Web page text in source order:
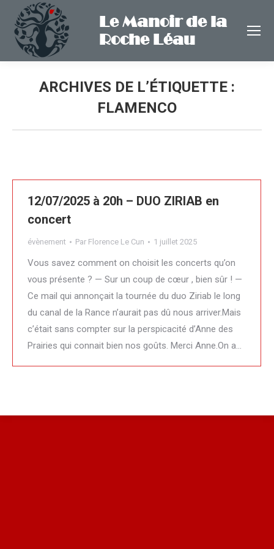
Le Manoir de la
Roche Léau
ARCHIVES DE L’ÉTIQUETTE :
FLAMENCO
12/07/2025 à 20h – DUO ZIRIAB en
concert
évènement Par Florence Le Cun 1 juillet 2025
Vous savez comment on choisit les concerts qu’on
vous présente ? — Sur un coup de cœur , bien sûr ! —
Ce mail qui annonçait la tournée du duo Ziriab le long
du canal de la Rance n’aurait pas dû nous arriver.Mais
c’était sans compter sur la perspicacité d’Anne des
Prairies qui connait bien nos goûts. Merci Anne.On a…